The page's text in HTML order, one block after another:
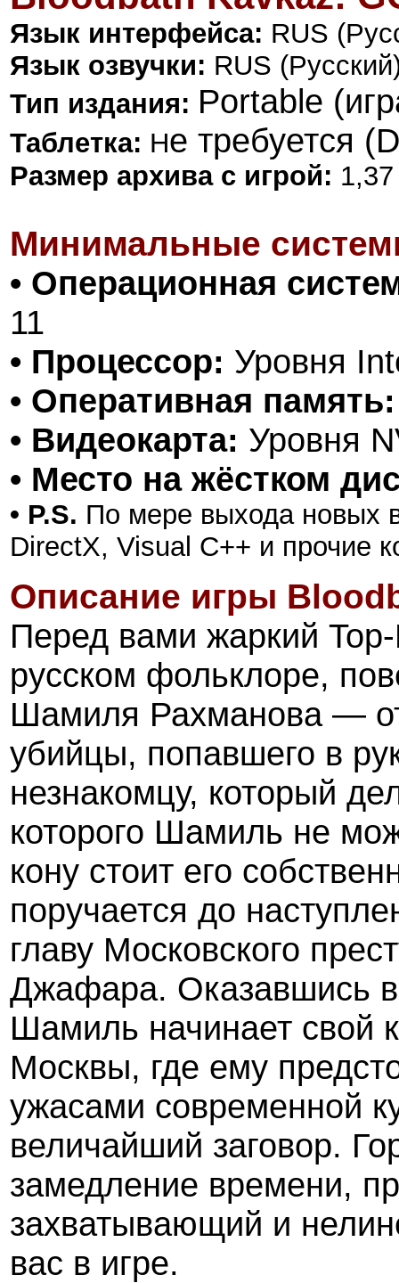
Язык интерфейса: RUS
Язык озвучки: RUS
Тип издания: Portable
Таблетка: Не требуется
Размер архива с игрой:
Минимальные
• Операционная
11
• Процессор: Уровня
• Оперативная память:
• Видеокарта: Уровня
• Место на жёстком
• P.S. По мере выхода новых
DirectX, Visual C++ и прочие
Описание игры
Перед вами жаркий
русском фольклоре,
Шамиля Рахманова —
убийцы, попавшего в
незнакомцу, который
которого Шамиль не
кону стоит его
поручается до
главу Московского
Джафара. Оказавшись
Шамиль начинает свой
Москвы, где ему
ужасами современной
величайший заговор.
замедление времени,
захватывающий и
вас в игре.